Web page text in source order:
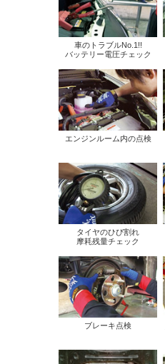
車のトラブルNo.1!!
バッテリー電圧チェック
エンジンルーム内の点検
タイヤのひび割れ
摩耗残量チェック
ブレーキ点検